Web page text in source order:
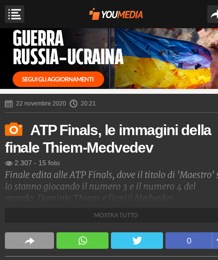
22 novembre 2020 20:21
ATP Finals, le immagini della
finale Thiem-Medvedev
2.307 - 15 foto
Finale edita alle ATP Finals, dove il titolo di 'Maestro'
lo stanno giocando il numero 3 e il numero 4 del
mondo: Dominic Thiem e Daniil Medvedev.
MOSTRA TUTTO
0